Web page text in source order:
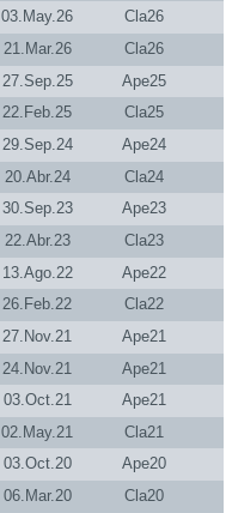
03.May.26
Cla26
21.Mar.26
Cla26
27.Sep.25
Ape25
22.Feb.25
Cla25
29.Sep.24
Ape24
20.Abr.24
Cla24
30.Sep.23
Ape23
22.Abr.23
Cla23
13.Ago.22
Ape22
26.Feb.22
Cla22
27.Nov.21
Ape21
24.Nov.21
Ape21
03.Oct.21
Ape21
02.May.21
Cla21
03.Oct.20
Ape20
06.Mar.20
Cla20